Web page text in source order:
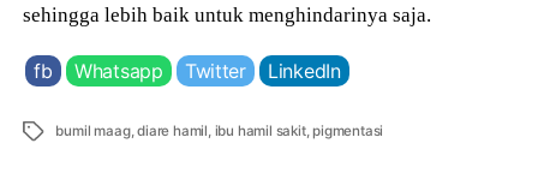
sehingga lebih baik untuk menghindarinya saja.
fb Whatsapp Twitter LinkedIn
Tags bumil maag,diare hamil, ibu hamil sakit,pigmentasi